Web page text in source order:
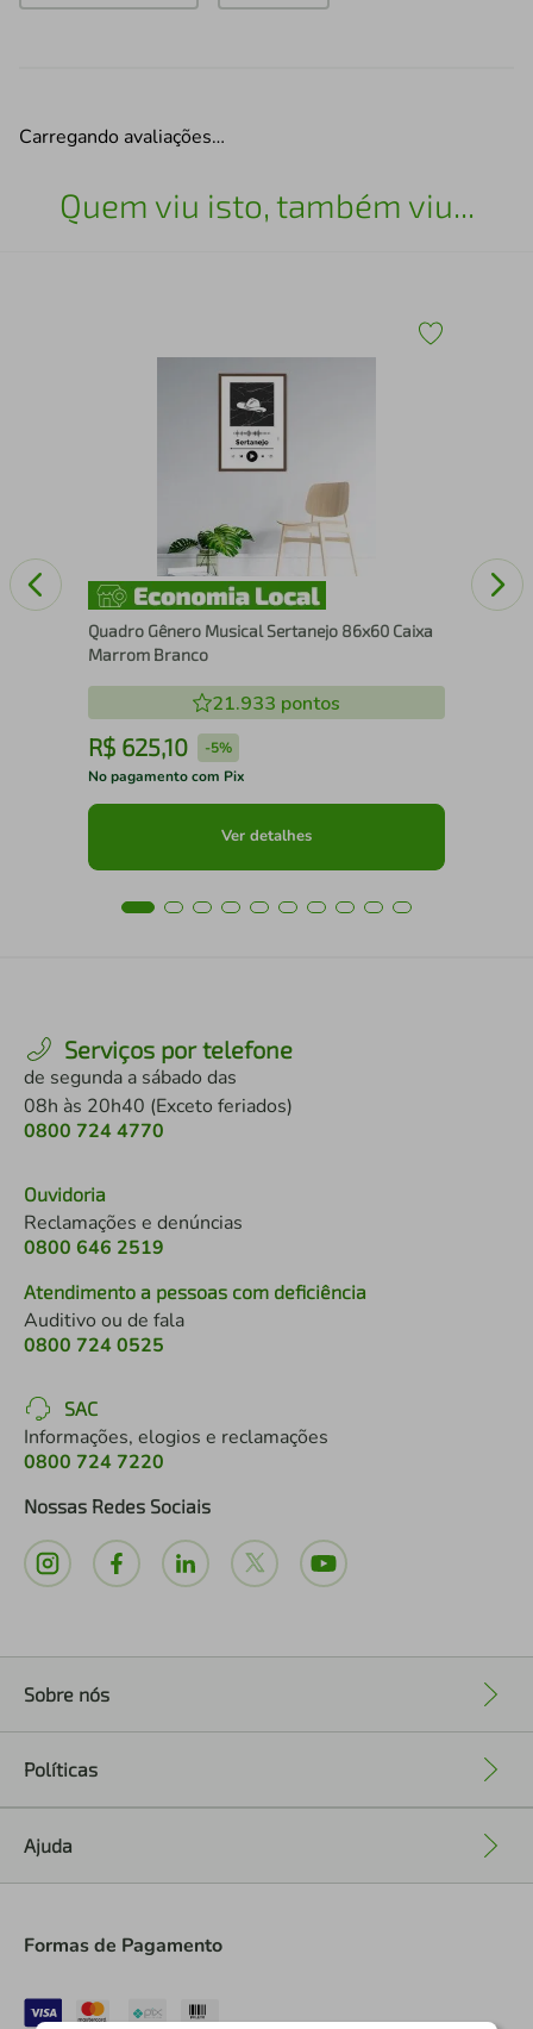
Carregando avaliações…
Quem viu isto, também viu...
Quadro Gênero Musical Sertanejo 86x60 Caixa
Marrom Branco
21.933 pontos
R$ 625,10 -5%
No pagamento com Pix
Ver detalhes
Serviços por telefone
de segunda a sábado das
08h às 20h40 (Exceto feriados)
0800 724 4770
Ouvidoria
Reclamações e denúncias
0800 646 2519
Atendimento a pessoas com deficiência
Auditivo ou de fala
0800 724 0525
SAC
Informações, elogios e reclamações
0800 724 7220
Nossas Redes Sociais
Sobre nós
Políticas
Ajuda
Formas de Pagamento